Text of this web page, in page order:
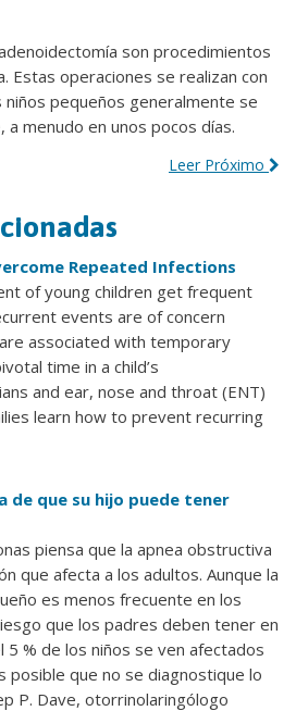
son procedimientos
Estas operaciones se realizan con
pequeños generalmente se
menudo en unos pocos días.
Leer Próximo
Repeated Infections
of young children get frequent
events are of concern
associated with temporary
time in a child’s
and ear, nose and throat (ENT)
learn how to prevent recurring
de que su hijo puede tener
piensa que la apnea obstructiva
que afecta a los adultos. Aunque la
es menos frecuente en los
que los padres deben tener en
5 % de los niños se ven afectados
que no se diagnostique lo
P. Dave, otorrinolaringólogo